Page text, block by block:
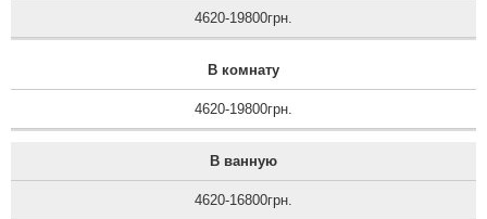
4620-19800грн.
В комнату
4620-19800грн.
В ванную
4620-16800грн.